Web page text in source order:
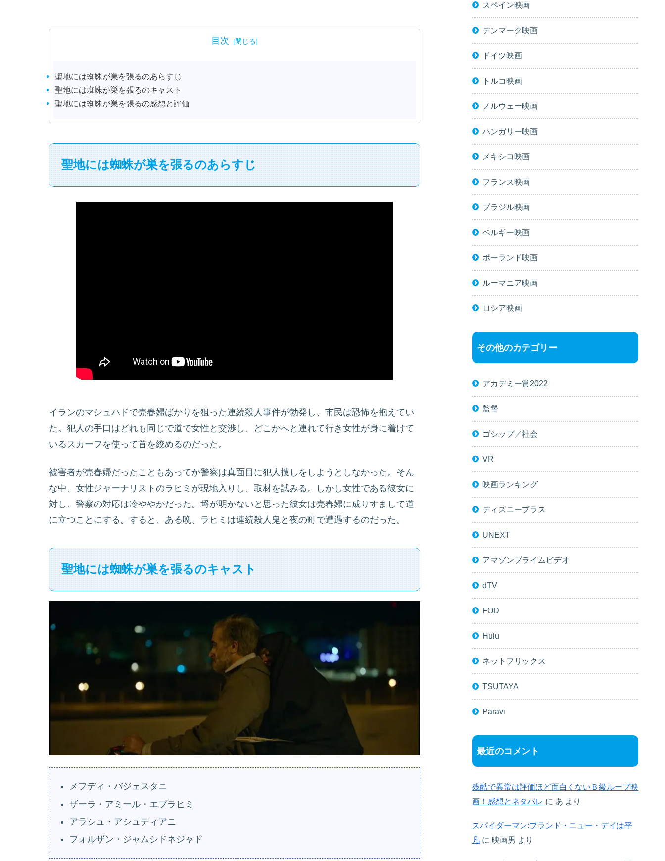
目次
聖地には蜘蛛が巣を張るのあらすじ
聖地には蜘蛛が巣を張るのキャスト
聖地には蜘蛛が巣を張るの感想と評価
聖地には蜘蛛が巣を張るのあらすじ
イランのマシュハドで売春婦ばかりを狙った連続殺人事件が勃発し、市民は恐怖を抱えてい
た。犯人の手口はどれも同じで道で女性と交渉し、どこかへと連れて行き女性が身に着けて
いるスカーフを使って首を絞めるのだった。
被害者が売春婦だったこともあってか警察は真面目に犯人捜しをしようとしなかった。そん
な中、女性ジャーナリストのラヒミが現地入りし、取材を試みる。しかし女性である彼女に
対し、警察の対応は冷ややかだった。埒が明かないと思った彼女は売春婦に成りすまして道
に立つことにする。 すると、ある晩、ラヒミは連続殺人鬼と夜の町で遭遇するのだった。
聖地には蜘蛛が巣を張るのキャスト
メフディ・バジェスタニ
ザーラ・アミール・エブラヒミ
アラシュ・アシュティアニ
フォルザン・ジャムシドネジャド
スペイン映画
デンマーク映画
ドイツ映画
トルコ映画
ノルウェー映画
ハンガリー映画
メキシコ映画
フランス映画
ブラジル映画
ベルギー映画
ポーランド映画
ルーマニア映画
ロシア映画
その他のカテゴリー
アカデミー賞2022
監督
ゴシップ／社会
VR
映画ランキング
ディズニープラス
UNEXT
アマゾンプライムビデオ
dTV
FOD
Hulu
ネットフリックス
TSUTAYA
Paravi
最近のコメント
残酷で異常は評価ほど面白くないＢ級ループ映
画！感想とネタバレ に あ より
スパイダーマン:ブランド・ニュー・デイは平
凡 に 映画男 より